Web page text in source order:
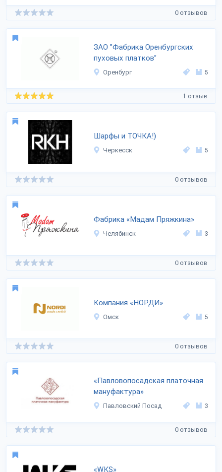
0 отзывов
ЗАО "Фабрика Оренбургских
пуховых платков"
Оренбург 5
1 отзыв
Шарфы и ТОЧКА!)
Черкесск 5
0 отзывов
Фабрика «Мадам Пряжкина»
Челябинск 3
0 отзывов
Компания «НОРДИ»
Омск 5
0 отзывов
«Павловопосадская платочная
мануфактура»
Павловский Посад 3
0 отзывов
«WKS»